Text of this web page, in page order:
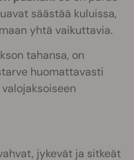
säästää kuluissa,
yhtä vaikuttavia.
tahansa, on
huomattavasti
jykevät ja sitkeät